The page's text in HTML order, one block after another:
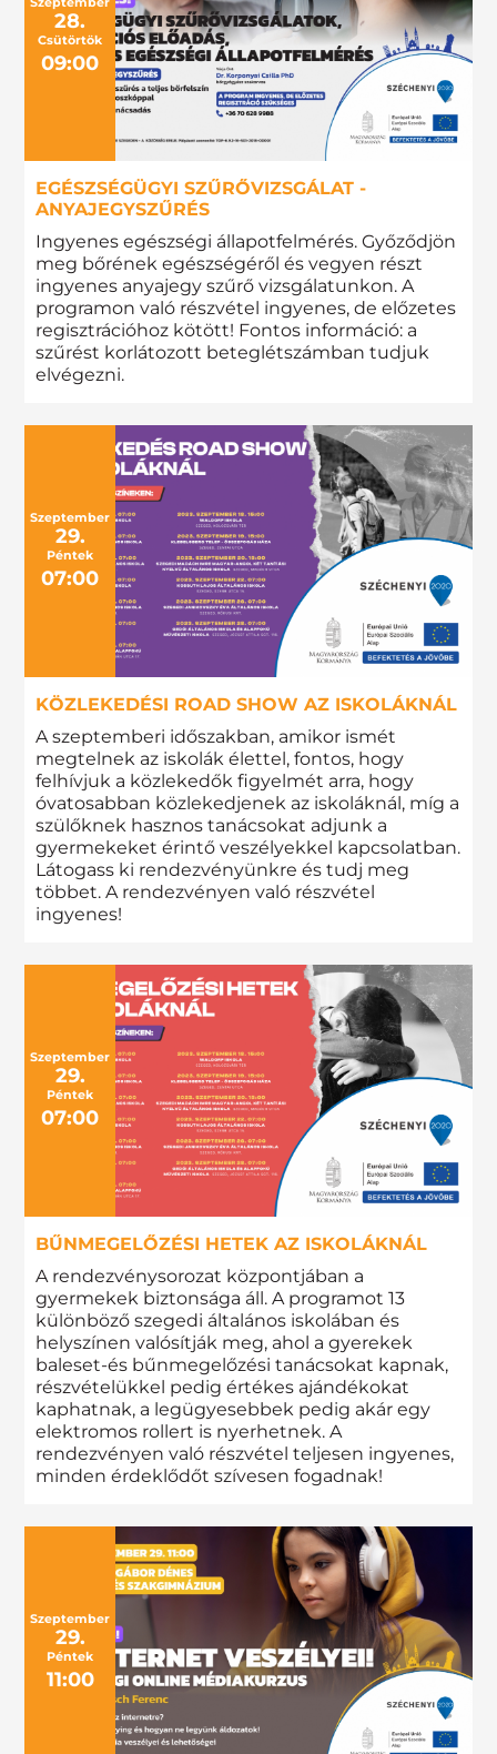
28.
Csütörtök
09:00
EGÉSZSÉGÜGYI SZŰRŐVIZSGÁLAT -
ANYAJEGYSZŰRÉS
Ingyenes egészségi állapotfelmérés. Győződjön
meg bőrének egészségéről és vegyen részt
ingyenes anyajegy szűrő vizsgálatunkon. A
programon való részvétel ingyenes, de előzetes
regisztrációhoz kötött! Fontos információ: a
szűrést korlátozott beteglétszámban tudjuk
elvégezni.
Szeptember
29.
Péntek
07:00
KÖZLEKEDÉSI ROAD SHOW AZ ISKOLÁKNÁL
A szeptemberi időszakban, amikor ismét
megtelnek az iskolák élettel, fontos, hogy
felhívjuk a közlekedők figyelmét arra, hogy
óvatosabban közlekedjenek az iskoláknál, míg a
szülőknek hasznos tanácsokat adjunk a
gyermekeket érintő veszélyekkel kapcsolatban.
Látogass ki rendezvényünkre és tudj meg
többet. A rendezvényen való részvétel
ingyenes!
Szeptember
29.
Péntek
07:00
BŰNMEGELŐZÉSI HETEK AZ ISKOLÁKNÁL
A rendezvénysorozat központjában a
gyermekek biztonsága áll. A programot 13
különböző szegedi általános iskolában és
helyszínen valósítják meg, ahol a gyerekek
baleset-és bűnmegelőzési tanácsokat kapnak,
részvételükkel pedig értékes ajándékokat
kaphatnak, a legügyesebbek pedig akár egy
elektromos rollert is nyerhetnek. A
rendezvényen való részvétel teljesen ingyenes,
minden érdeklődőt szívesen fogadnak!
Szeptember
29.
Péntek
11:00